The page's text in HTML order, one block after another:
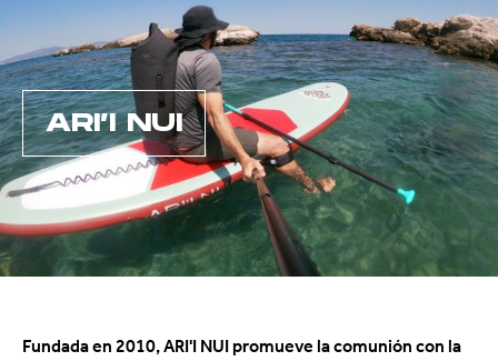
ARI’I NUI
Fundada en 2010, ARI'I NUI promueve la comunión con la